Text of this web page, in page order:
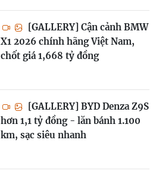
[GALLERY] Cận cảnh BMW
X1 2026 chính hãng Việt Nam,
chốt giá 1,668 tỷ đồng
[GALLERY] BYD Denza Z9S
hơn 1,1 tỷ đồng - lăn bánh 1.100
km, sạc siêu nhanh